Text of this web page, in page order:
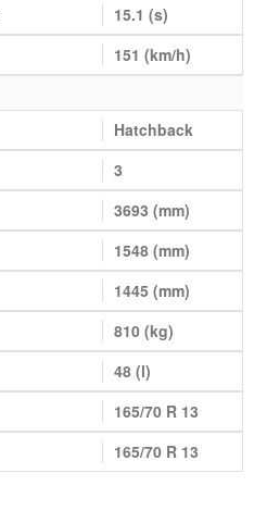
15.1 (s)
151 (km/h)
Hatchback
3
3693 (mm)
1548 (mm)
1445 (mm)
810 (kg)
48 (l)
165/70 R 13
165/70 R 13